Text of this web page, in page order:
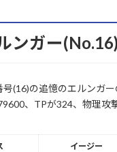
ンガー
号(16)の追憶のエルンガ
、TPが324、物理
イージー